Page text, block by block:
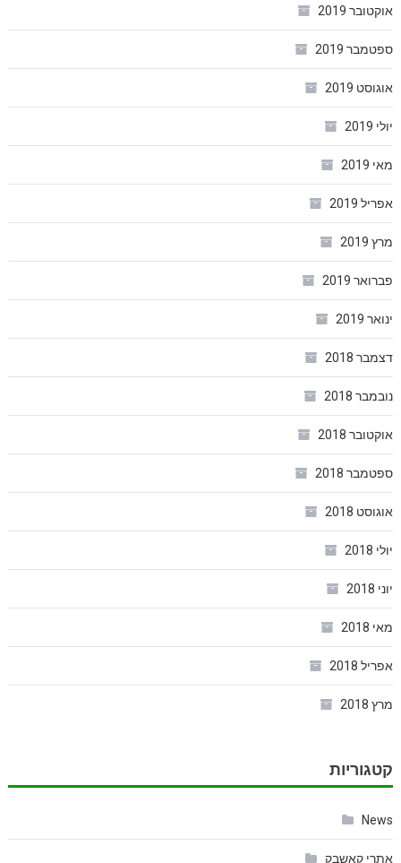
אוקטובר 2019
ספטמבר 2019
אוגוסט 2019
יולי 2019
מאי 2019
אפריל 2019
מרץ 2019
פברואר 2019
ינואר 2019
דצמבר 2018
נובמבר 2018
אוקטובר 2018
ספטמבר 2018
אוגוסט 2018
יולי 2018
יוני 2018
מאי 2018
אפריל 2018
מרץ 2018
קטגוריות
News
אתרי קאשבק